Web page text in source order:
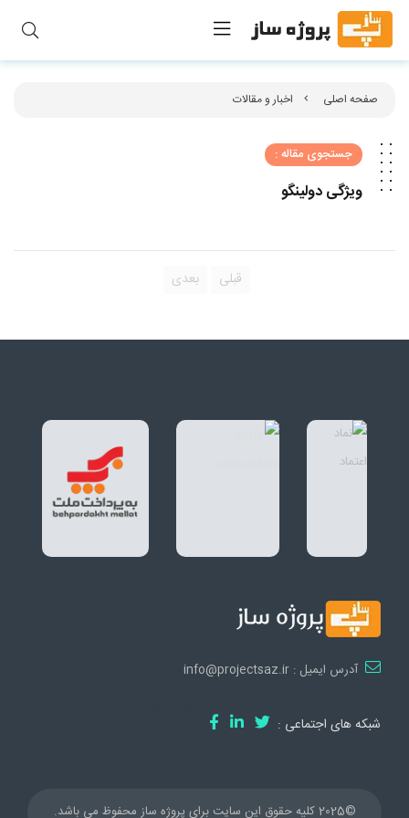
صفحه اصلی اخبار و مقالات
جستجوی مقاله :
ویژگی دولینگو
آدرس ایمیل : info@projectsaz.ir
شبکه های اجتماعی :
©2025 کلیه حقوق این سایت برای پروژه ساز محفوظ می باشد.